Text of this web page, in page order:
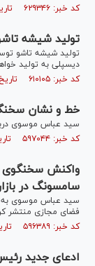
کد خبر: ۶۲۹۳۴۶ تاریخ انتشار : ۱۳۹۹/۰۳/۲۶
تولید شیشه
تولید شیشه تاشو
دیسپلی به تولید
کد خبر: ۶۱۰۱۰۵ تاریخ انتشار : ۱۳۹۹/۰۱/۱۷
خط و نشان
سید عباس موسوی
کد خبر: ۵۹۷۰۴۴ تاریخ انتشار : ۱۳۹۸/۱۱/۲۷
واکنش سخنگوی
سامسونگ در
سید عباس موسوی به
فضای مجازی منتشر
کد خبر: ۵۹۶۳۸۹ تاریخ انتشار : ۱۳۹۸/۱۱/۲۶
ادعای جدید